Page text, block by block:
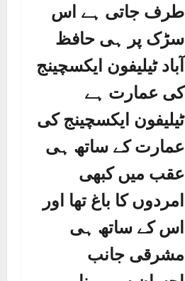
طرف جاتی ہے اس
سڑک پر ہی حافظ
آباد ٹیلیفون ایکسچینج
کی عمارت ہے
ٹیلیفون ایکسچینج کی
عمارت کے ساتھ ہی
عقب میں کبھی
امردوں کا باغ تھا اور
اس کے ساتھ ہی
مشرقی جانب